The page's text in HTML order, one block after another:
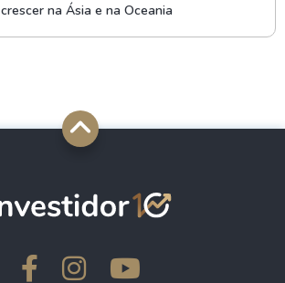
crescer na Ásia e na Oceania